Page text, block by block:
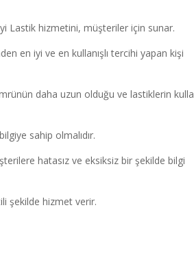
Lastik hizmetini, müşteriler için sunar.
en iyi ve en kullanışlı tercihi yapan kişi
daha uzun olduğu ve lastiklerin
sahip olmalıdır.
hatasız ve eksiksiz bir şekilde bilgi
şekilde hizmet verir.